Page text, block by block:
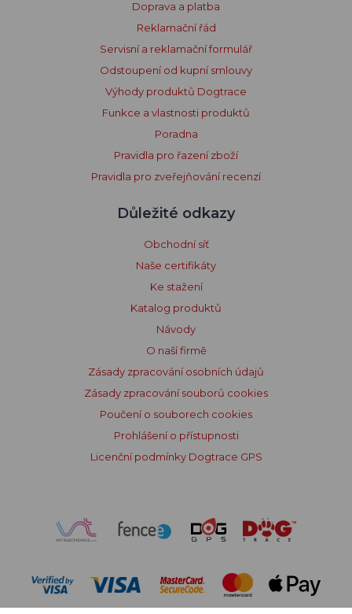
Doprava a platba
Reklamační řád
Servisní a reklamační formulář
Odstoupení od kupní smlouvy
Výhody produktů Dogtrace
Funkce a vlastnosti produktů
Poradna
Pravidla pro řazení zboží
Pravidla pro zveřejňování recenzí
Důležité odkazy
Obchodní síť
Naše certifikáty
Ke stažení
Katalog produktů
Návody
O naší firmě
Zásady zpracování osobních údajů
Zásady zpracování souborů cookies
Poučení o souborech cookies
Prohlášení o přístupnosti
Licenční podmínky Dogtrace GPS